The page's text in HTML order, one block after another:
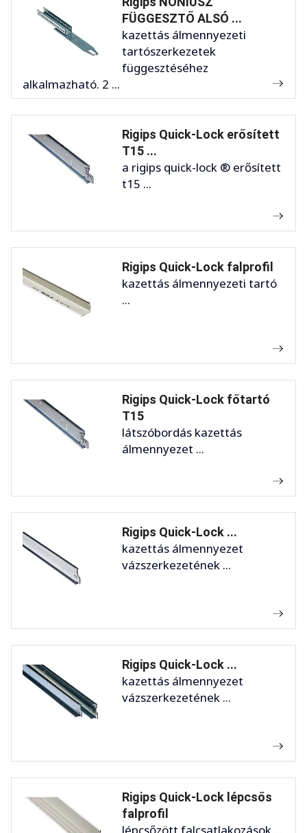
FÜGGESZTŐ ALSÓ ...
kazettás álmennyezeti
tartószerkezetek
függesztéséhez
alkalmazható. 2 ...
Rigips Quick-Lock erősített
T15 ...
a rigips quick-lock ® erősített
t15 ...
Rigips Quick-Lock falprofil
kazettás álmennyezeti tartó
...
Rigips Quick-Lock főtartó
T15
látszóbordás kazettás
álmennyezet ...
Rigips Quick-Lock ...
kazettás álmennyezet
vázszerkezetének ...
Rigips Quick-Lock ...
kazettás álmennyezet
vázszerkezetének ...
Rigips Quick-Lock lépcsős
falprofil
lépcsőzött falcsatlakozások ...